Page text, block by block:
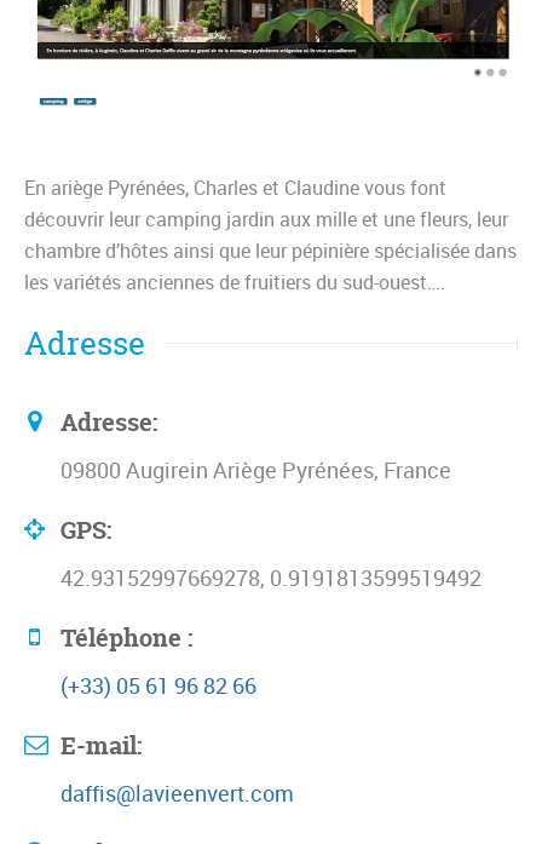
En ariège Pyrénées, Charles et Claudine vous font
découvrir leur camping jardin aux mille et une fleurs, leur
chambre d’hôtes ainsi que leur pépinière spécialisée dans
les variétés anciennes de fruitiers du sud-ouest….
Adresse
Adresse:
09800 Augirein Ariège Pyrénées, France
GPS:
42.93152997669278, 0.9191813599519492
Téléphone :
(+33) 05 61 96 82 66
E-mail:
daffis@lavieenvert.com